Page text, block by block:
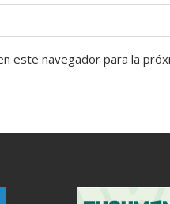
este navegador para la